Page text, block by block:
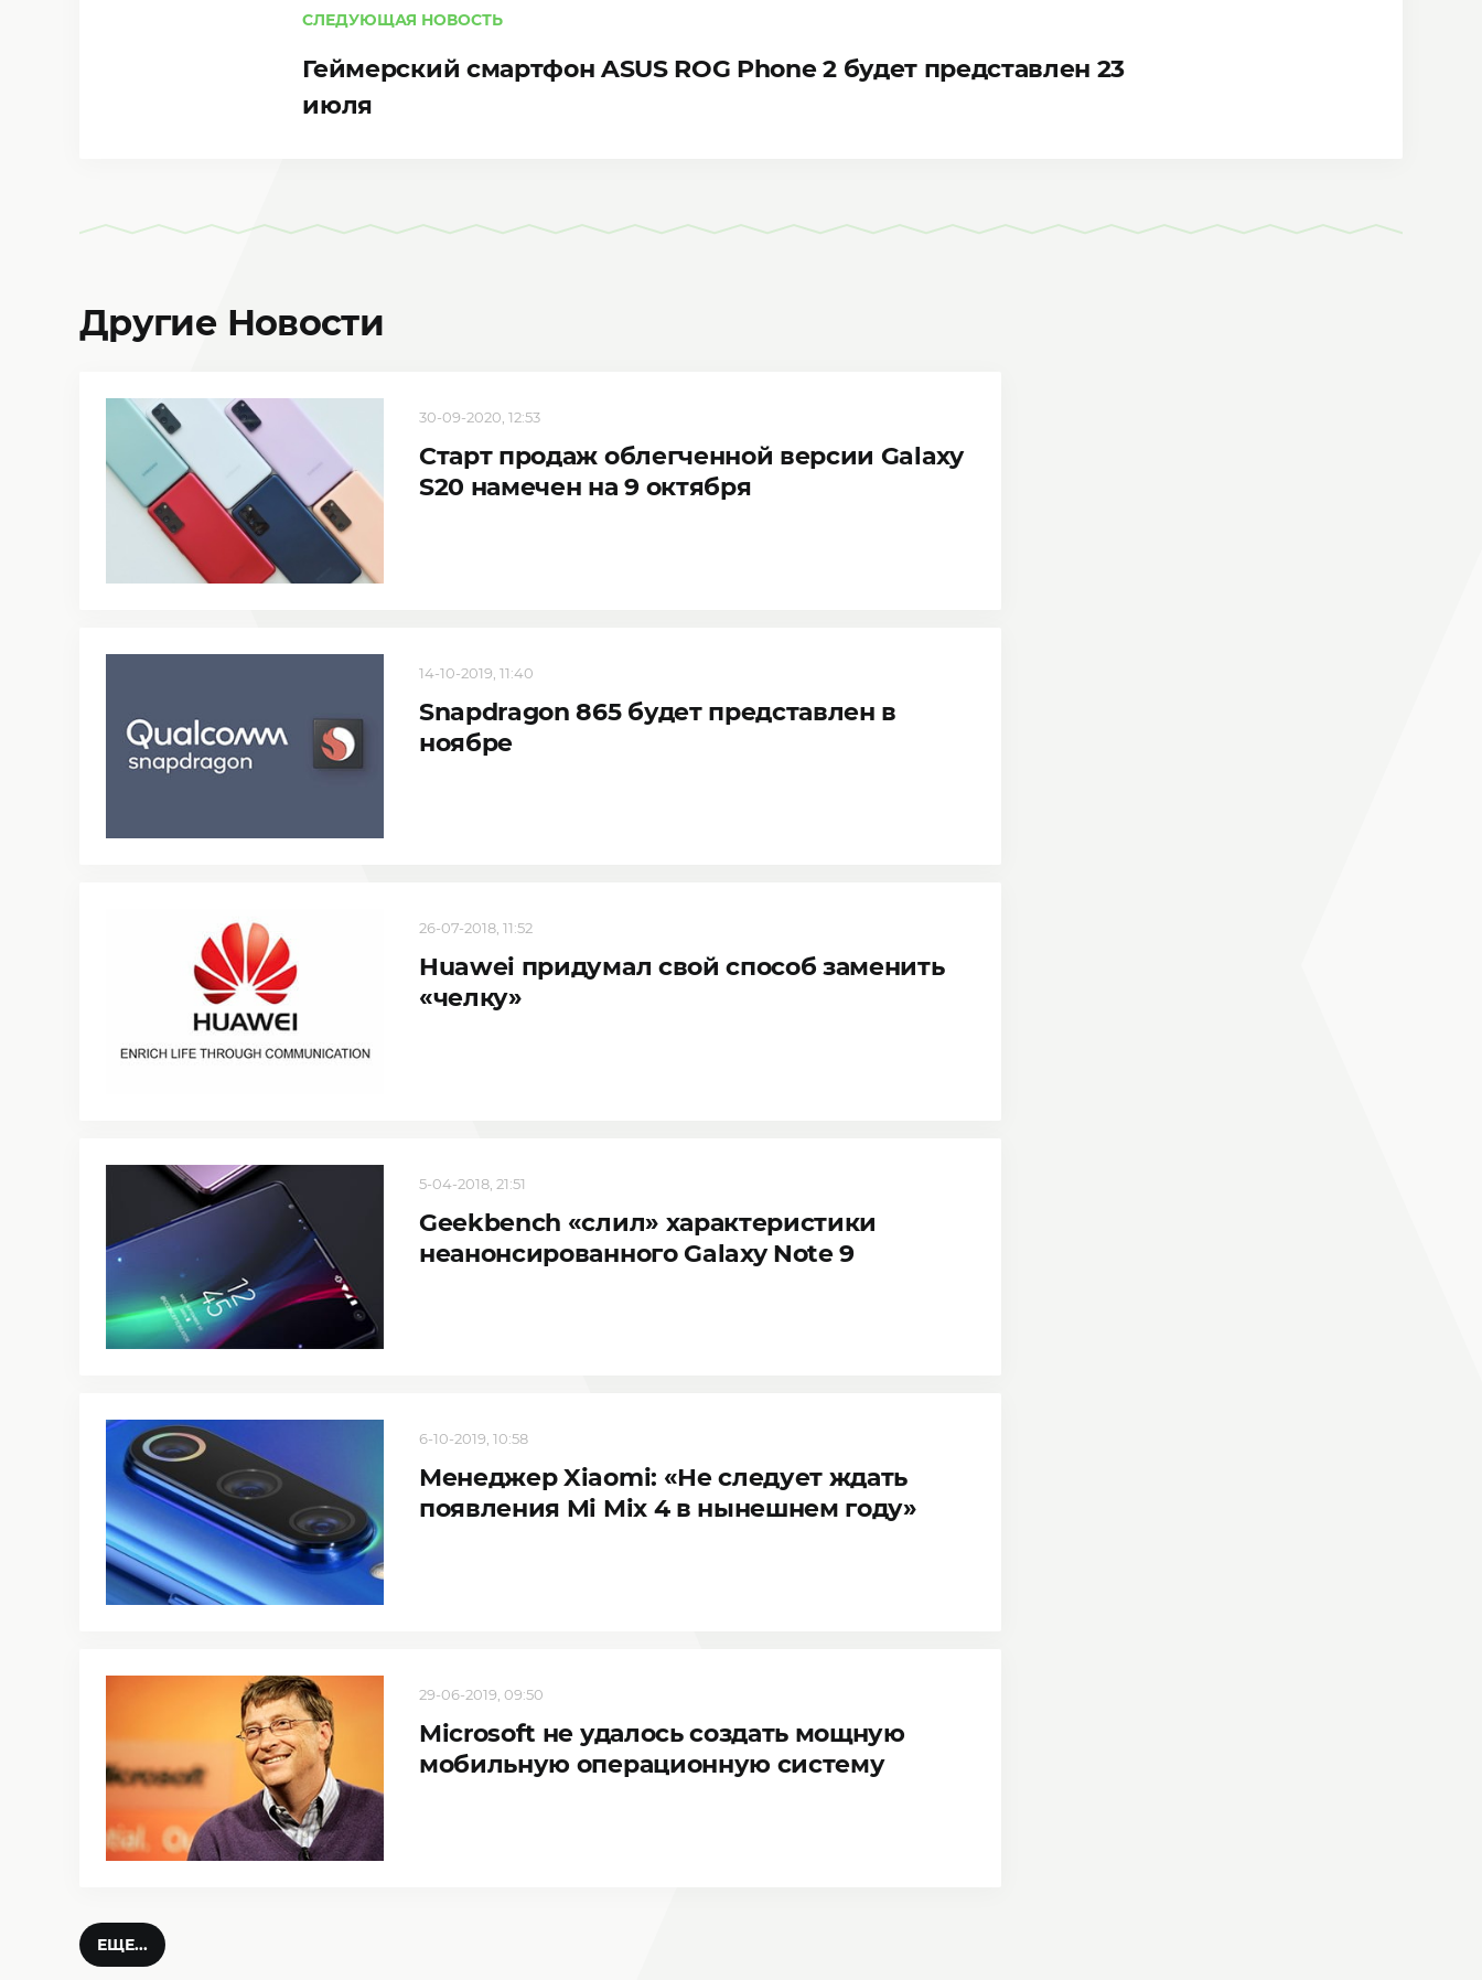
СЛЕДУЮЩАЯ НОВОСТЬ
Геймерский смартфон ASUS ROG Phone 2 будет представлен 23
июля
Другие Новости
30-09-2020, 12:53
Старт продаж облегченной версии Galaxy
S20 намечен на 9 октября
14-10-2019, 11:40
Snapdragon 865 будет представлен в
ноябре
26-07-2018, 11:52
Huawei придумал свой способ заменить
«челку»
5-04-2018, 21:51
Geekbench «слил» характеристики
неанонсированного Galaxy Note 9
6-10-2019, 10:58
Менеджер Xiaomi: «Не следует ждать
появления Mi Mix 4 в нынешнем году»
29-06-2019, 09:50
Microsoft не удалось создать мощную
мобильную операционную систему
ЕЩЕ...